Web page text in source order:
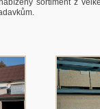
sortiment z